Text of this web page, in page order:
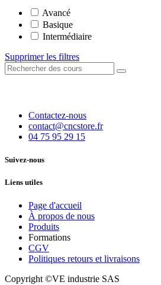
Avancé
Basique
Intermédiaire
Supprimer les filtres
Contactez-nous
contact@cncstore.fr
04 75 95 29 15
Suivez-nous
Liens utiles
Page d'accueil
À propos de nous
Produits
Formations
CGV
Politiques retours et livraisons
Copyright ©VE industrie SAS